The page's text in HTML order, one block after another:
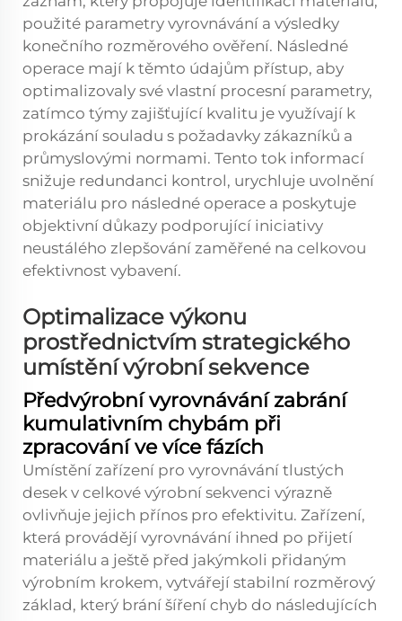
použité parametry vyrovnávání a výsledky
konečního rozměrového ověření. Následné
operace mají k těmto údajům přístup, aby
optimalizovaly své vlastní procesní parametry,
zatímco týmy zajišťující kvalitu je využívají k
prokázání souladu s požadavky zákazníků a
průmyslovými normami. Tento tok informací
snižuje redundanci kontrol, urychluje uvolnění
materiálu pro následné operace a poskytuje
objektivní důkazy podporující iniciativy
neustálého zlepšování zaměřené na celkovou
efektivnost vybavení.
Optimalizace výkonu
prostřednictvím strategického
umístění výrobní sekvence
Předvýrobní vyrovnávání zabrání
kumulativním chybám při
zpracování ve více fázích
Umístění zařízení pro vyrovnávání tlustých
desek v celkové výrobní sekvenci výrazně
ovlivňuje jejich přínos pro efektivitu. Zařízení,
která provádějí vyrovnávání ihned po přijetí
materiálu a ještě před jakýmkoli přidaným
výrobním krokem, vytvářejí stabilní rozměrový
základ, který brání šíření chyb do následujících